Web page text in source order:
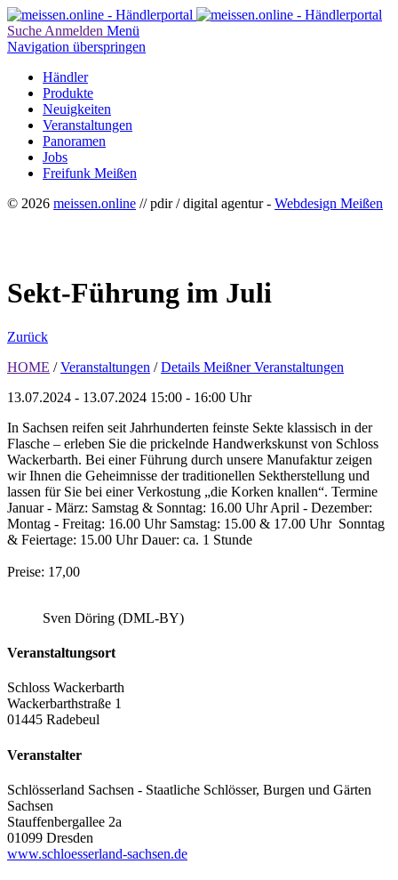
Suche Anmelden Menü
Navigation überspringen
Händler
Produkte
Neuigkeiten
Veranstaltungen
Panoramen
Jobs
Freifunk Meißen
© 2026 meissen.online // pdir / digital agentur - Webdesign Meißen
Sekt-Führung im Juli
Zurück
HOME / Veranstaltungen / Details Meißner Veranstaltungen
13.07.2024 - 13.07.2024 15:00 - 16:00 Uhr
In Sachsen reifen seit Jahrhunderten feinste Sekte klassisch in der
Flasche – erleben Sie die prickelnde Handwerkskunst von Schloss
Wackerbarth. Bei einer Führung durch unsere Manufaktur zeigen
wir Ihnen die Geheimnisse der traditionellen Sektherstellung und
lassen für Sie bei einer Verkostung „die Korken knallen“. Termine
Januar - März: Samstag & Sonntag: 16.00 Uhr April - Dezember:
Montag - Freitag: 16.00 Uhr Samstag: 15.00 & 17.00 Uhr Sonntag
& Feiertage: 15.00 Uhr Dauer: ca. 1 Stunde
Preise: 17,00
Sven Döring (DML-BY)
Veranstaltungsort
Schloss Wackerbarth
Wackerbarthstraße 1
01445 Radebeul
Veranstalter
Schlösserland Sachsen - Staatliche Schlösser, Burgen und Gärten
Sachsen
Stauffenbergallee 2a
01099 Dresden
www.schloesserland-sachsen.de